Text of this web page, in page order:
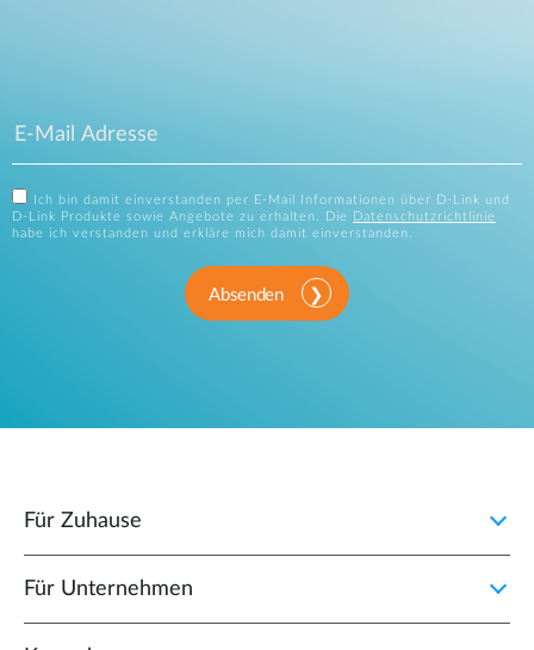
Ich bin damit einverstanden per E-Mail Informationen über D-Link und
D-Link Produkte sowie Angebote zu erhalten. Die
Datenschutzrichtlinie
habe ich verstanden und erkläre mich damit einverstanden.
Absenden
Für Zuhause
Für Unternehmen